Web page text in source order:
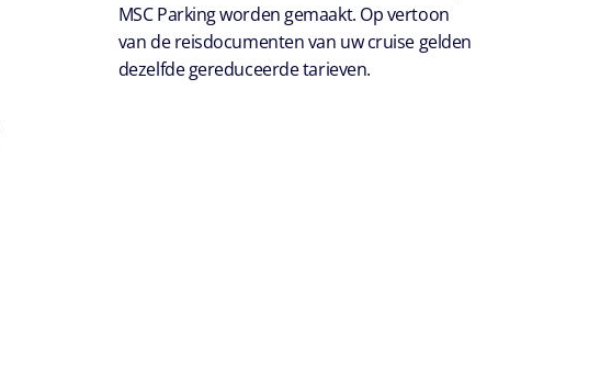
MSC Parking worden gemaakt. Op vertoon
van de reisdocumenten van uw cruise gelden
dezelfde gereduceerde tarieven.